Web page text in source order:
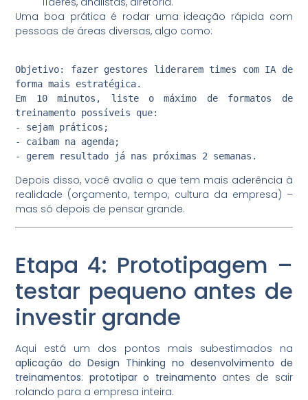
Uma boa prática é rodar uma ideação rápida com
pessoas de áreas diversas, algo como:
Objetivo: fazer gestores liderarem times com IA de
forma mais estratégica.
Em 10 minutos, liste o máximo de formatos de
treinamento possíveis que:
- sejam práticos;
- caibam na agenda;
- gerem resultado já nas próximas 2 semanas.
Depois disso, você avalia o que tem mais aderência à
realidade (orçamento, tempo, cultura da empresa) –
mas só depois de pensar grande.
Etapa 4: Prototipagem –
testar pequeno antes de
investir grande
Aqui está um dos pontos mais subestimados na
aplicação do Design Thinking no desenvolvimento de
treinamentos: prototipar o treinamento antes de sair
rolando para a empresa inteira.